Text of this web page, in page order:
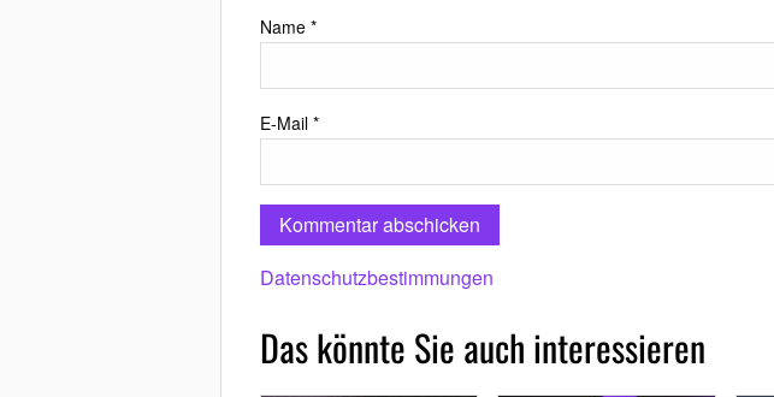
Name *
E-Mail *
Datenschutzbestimmungen
Das könnte Sie auch interessieren